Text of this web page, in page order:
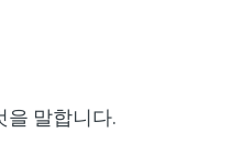
을 말합니다.